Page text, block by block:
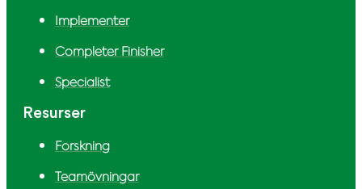
Implementer
Completer Finisher
Specialist
Resurser
Forskning
Teamövningar